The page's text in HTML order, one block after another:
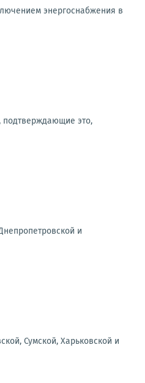
энергоснабжения в
подтверждающие это,
и
Сумской, Харьковской и